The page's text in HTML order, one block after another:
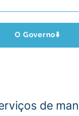
O Governo⬇️
de